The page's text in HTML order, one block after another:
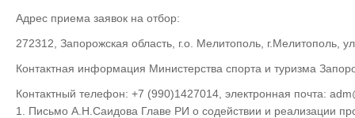
Адрес приема заявок на отбор:
272312, Запорожская область, г.о. Мелитополь, г.Мелитополь,
Контактная информация Министерства спорта и туризма
Контактный телефон: +7 (990)1427014, электронная почта:
1. Письмо А.Н.Саидова Главе РИ о содействии и реализации